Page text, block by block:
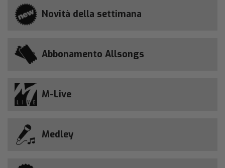
Novità della settimana
Abbonamento Allsongs
M-Live
Medley